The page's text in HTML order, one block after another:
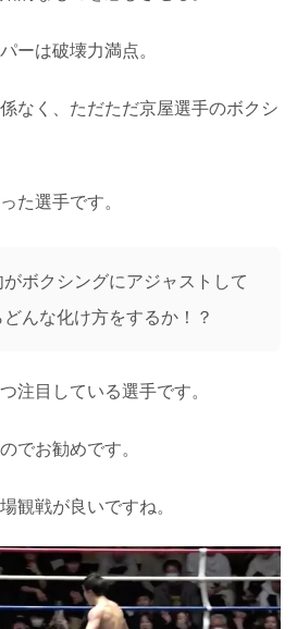
ーは破壊力満点。
なく、ただただ京屋選手のボクシ
た選手です。
ボクシングにアジャストして
んな化け方をするか！？
注目している選手です。
でお勧めです。
観戦が良いですね。